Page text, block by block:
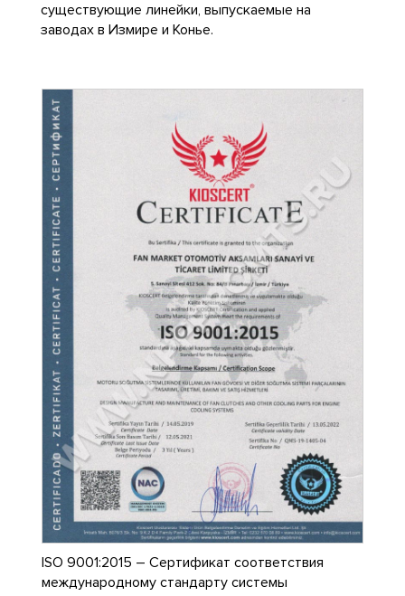
существующие линейки, выпускаемые на
заводах в Измире и Конье.
ISO 9001:2015 – Сертификат соответствия
международному стандарту системы